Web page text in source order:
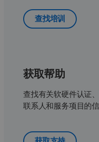
查找培训
获取帮助
查找有关软硬件认证
联系人和服务项目的